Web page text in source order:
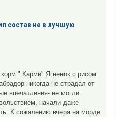
состав не в лучшую
" Карми" Ягненок с рисом
никогда не страдал от
впечатления- не могли
начали даже
К сожалению вчера на морде